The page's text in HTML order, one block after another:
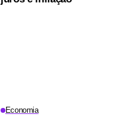
Economia